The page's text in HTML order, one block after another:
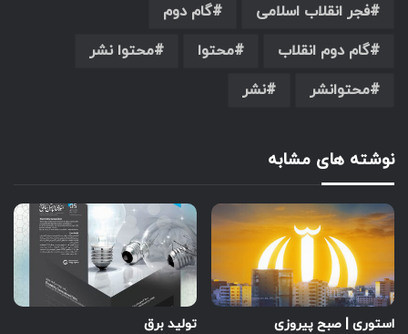
فجر انقلاب اسلامی
گام دوم
گام دوم انقلاب
محتوا
محتوا نشر
محتوانشر
نشر
نوشته های مشابه
استوری | صبح پیروزی تولید برق